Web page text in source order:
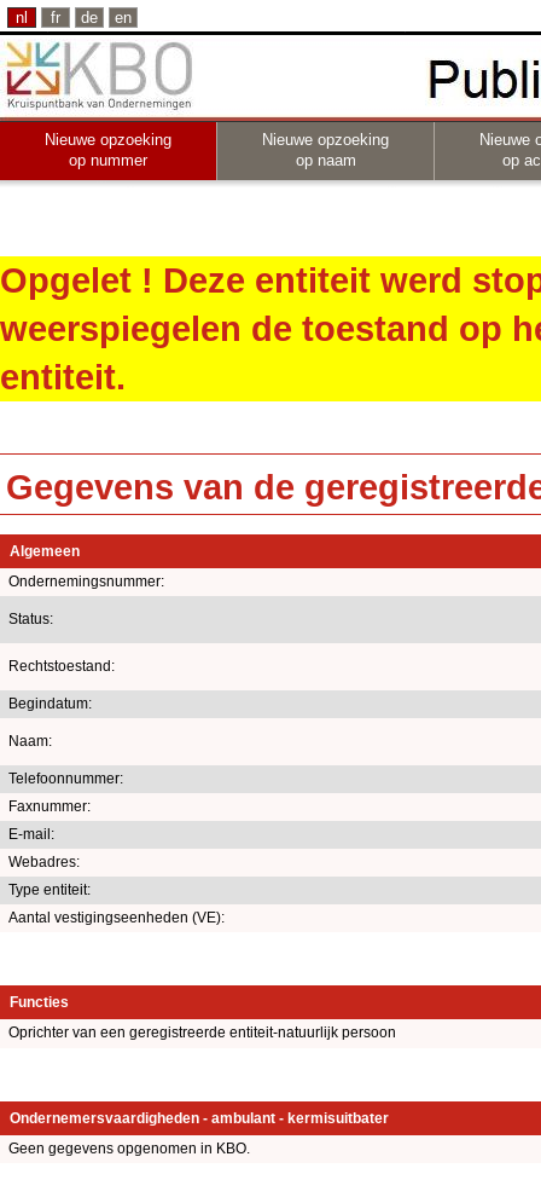
nl fr de en
Nieuwe opzoeking
op nummer
Nieuwe opzoeking
op naam
Nieuwe
op
Opgelet ! Deze entiteit werd
weerspiegelen de toestand op
entiteit.
Gegevens van de
Algemeen
Ondernemingsnummer:
Status:
Rechtstoestand:
Begindatum:
Naam:
Telefoonnummer:
Faxnummer:
E-mail:
Webadres:
Type entiteit:
Aantal vestigingseenheden (VE):
Functies
Oprichter van een geregistreerde entiteit-natuurlijk persoon
Ondernemersvaardigheden - ambulant - kermisuitbater
Geen gegevens opgenomen in KBO.